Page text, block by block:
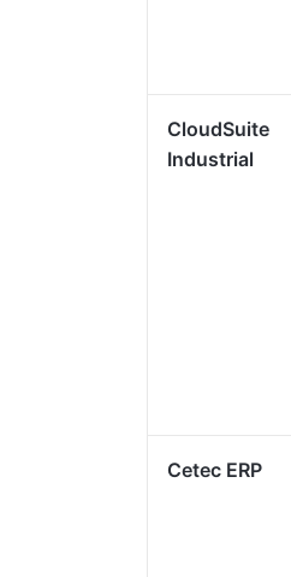
CloudSuite
Industrial
Cetec ERP